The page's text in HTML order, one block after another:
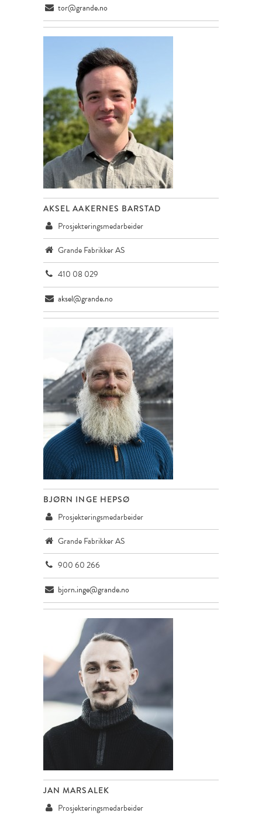
tor@grande.no
AKSEL AAKERNES BARSTAD
Prosjekteringsmedarbeider
Grande Fabrikker AS
410 08 029
aksel@grande.no
BJØRN INGE HEPSØ
Prosjekteringsmedarbeider
Grande Fabrikker AS
900 60 266
bjorn.inge@grande.no
JAN MARSALEK
Prosjekteringsmedarbeider